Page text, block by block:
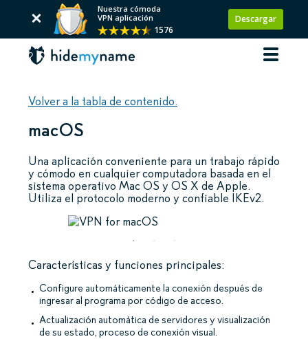
Nuestra cómoda
VPN aplicación
1576
Descargar
Volver a la tabla de contenido.
macOS
Una aplicación conveniente para un trabajo rápido
y cómodo en cualquier computadora basada en el
sistema operativo Mac OS y OS X de Apple.
Utiliza el protocolo moderno y confiable IKEv2.
Características y funciones principales:
Configure automáticamente la conexión después de
ingresar al programa por código de acceso.
Actualización automática de servidores y visualización
de su estado, proceso de conexión visual.